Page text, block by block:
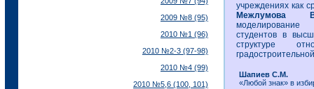
2009 №8 (95)
2010 №1 (96)
2010 №2-3 (97-98)
2010 №4 (99)
2010 №5,6 (100, 101)
учреждениях как
Межлумова
моделирование
студентов в
структуре
Шапиев С.М.
«Любой знак» в